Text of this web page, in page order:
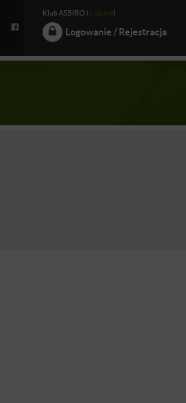
Klub ASBIRO ( o klubie)
Logowanie / Rejestracja